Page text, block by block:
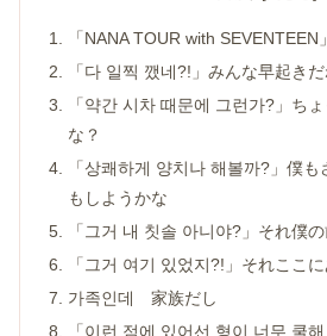
「NANA TOUR with SEVENTEEN」
「다 일찍 깼네?!」みんな早起き
「약간 시차 때문에 그런가?」ち
な？
「상쾌하게 양치나 해볼까?」僕
もしようかな
「그거 내 칫솔 아니야?」それ僕
「그거 여기 있었지?!」それここ
가족인데 家族だし
「이런 점에 있어선 형이 너무 쿨